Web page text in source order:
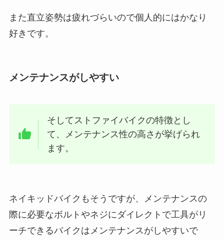
また直立姿勢は疲れづらいので個人的にはかなり
好きです。
メンテナンスがしやすい
そしてストファイバイクの特徴とし
て、メンテナンス性の高さが挙げられ
ます。
ネイキッドバイクもそうですが、メンテナンスの
際に必要なボルトやネジにダイレクトで工具がリ
ーチできるバイクはメンテナンスがしやすいで